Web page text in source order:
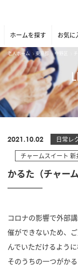
ホームを探す お気に
老人ホーム 東京都 中野区
2021.10.02
日常レ
チャームスイート
かるた（チャー
コロナの影響で外部
催ができないため、
んでいただけるよう
そのうちの一つがかる